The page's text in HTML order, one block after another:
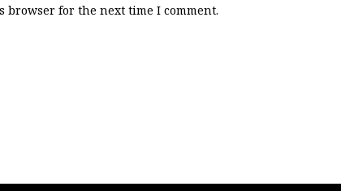
browser for the next time I comment.